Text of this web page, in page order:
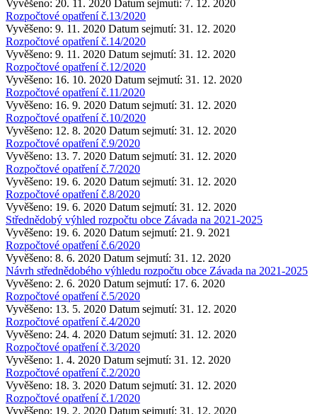
Vyvěšeno: 20. 11. 2020 Datum sejmutí: 7. 12. 2020
Rozpočtové opatření č.13/2020
Vyvěšeno: 9. 11. 2020 Datum sejmutí: 31. 12. 2020
Rozpočtové opatření č.14/2020
Vyvěšeno: 9. 11. 2020 Datum sejmutí: 31. 12. 2020
Rozpočtové opatření č.12/2020
Vyvěšeno: 16. 10. 2020 Datum sejmutí: 31. 12. 2020
Rozpočtové opatření č.11/2020
Vyvěšeno: 16. 9. 2020 Datum sejmutí: 31. 12. 2020
Rozpočtové opatření č.10/2020
Vyvěšeno: 12. 8. 2020 Datum sejmutí: 31. 12. 2020
Rozpočtové opatření č.9/2020
Vyvěšeno: 13. 7. 2020 Datum sejmutí: 31. 12. 2020
Rozpočtové opatření č.7/2020
Vyvěšeno: 19. 6. 2020 Datum sejmutí: 31. 12. 2020
Rozpočtové opatření č.8/2020
Vyvěšeno: 19. 6. 2020 Datum sejmutí: 31. 12. 2020
Střednědobý výhled rozpočtu obce Závada na 2021-2025
Vyvěšeno: 19. 6. 2020 Datum sejmutí: 21. 9. 2021
Rozpočtové opatření č.6/2020
Vyvěšeno: 8. 6. 2020 Datum sejmutí: 31. 12. 2020
Návrh střednědobého výhledu rozpočtu obce Závada na 2021-2025
Vyvěšeno: 2. 6. 2020 Datum sejmutí: 17. 6. 2020
Rozpočtové opatření č.5/2020
Vyvěšeno: 13. 5. 2020 Datum sejmutí: 31. 12. 2020
Rozpočtové opatření č.4/2020
Vyvěšeno: 24. 4. 2020 Datum sejmutí: 31. 12. 2020
Rozpočtové opatření č.3/2020
Vyvěšeno: 1. 4. 2020 Datum sejmutí: 31. 12. 2020
Rozpočtové opatření č.2/2020
Vyvěšeno: 18. 3. 2020 Datum sejmutí: 31. 12. 2020
Rozpočtové opatření č.1/2020
Vyvěšeno: 19. 2. 2020 Datum sejmutí: 31. 12. 2020